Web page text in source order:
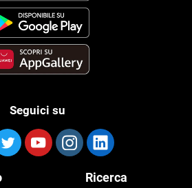
Seguici su
Ricerca